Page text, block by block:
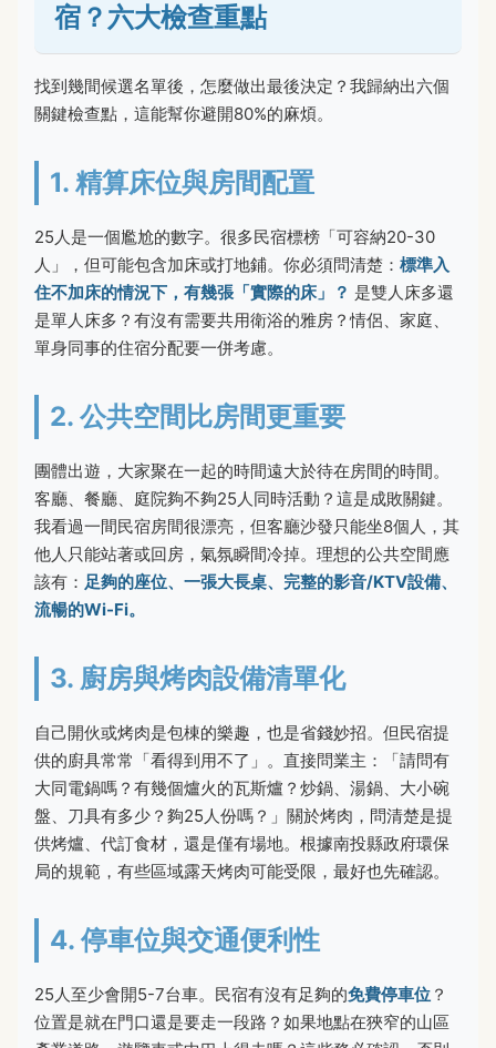
宿？六大檢查重點
找到幾間候選名單後，怎麼做出最後決定？我歸納出六個
關鍵檢查點，這能幫你避開80%的麻煩。
1. 精算床位與房間配置
25人是一個尷尬的數字。很多民宿標榜「可容納20-30
人」，但可能包含加床或打地鋪。你必須問清楚： 標準入
住不加床的情況下，有幾張「實際的床」？ 是雙人床多還
是單人床多？有沒有需要共用衛浴的雅房？情侶、家庭、
單身同事的住宿分配要一併考慮。
2. 公共空間比房間更重要
團體出遊，大家聚在一起的時間遠大於待在房間的時間。
客廳、餐廳、庭院夠不夠25人同時活動？這是成敗關鍵。
我看過一間民宿房間很漂亮，但客廳沙發只能坐8個人，其
他人只能站著或回房，氣氛瞬間冷掉。理想的公共空間應
該有： 足夠的座位、一張大長桌、完整的影音/KTV設備、
流暢的Wi-Fi。
3. 廚房與烤肉設備清單化
自己開伙或烤肉是包棟的樂趣，也是省錢妙招。但民宿提
供的廚具常常「看得到用不了」。直接問業主：「請問有
大同電鍋嗎？有幾個爐火的瓦斯爐？炒鍋、湯鍋、大小碗
盤、刀具有多少？夠25人份嗎？」關於烤肉，問清楚是提
供烤爐、代訂食材，還是僅有場地。根據南投縣政府環保
局的規範，有些區域露天烤肉可能受限，最好也先確認。
4. 停車位與交通便利性
25人至少會開5-7台車。民宿有沒有足夠的免費停車位 ？
位置是就在門口還是要走一段路？如果地點在狹窄的山區